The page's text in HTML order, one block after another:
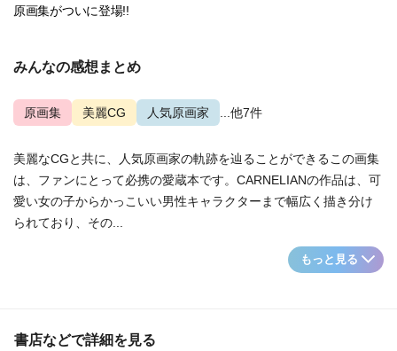
原画集がついに登場!!
みんなの感想まとめ
原画集 美麗CG 人気原画家 ...他7件
美麗なCGと共に、人気原画家の軌跡を辿ることができるこの画集
は、ファンにとって必携の愛蔵本です。CARNELIANの作品は、可
愛い女の子からかっこいい男性キャラクターまで幅広く描き分け
られており、その...
もっと見る
書店などで詳細を見る